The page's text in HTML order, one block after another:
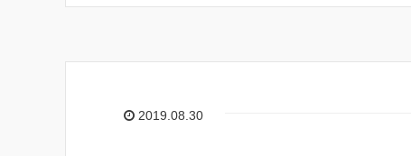
2019.08.30